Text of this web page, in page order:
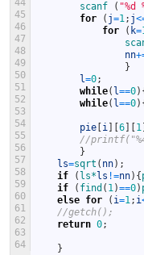
44
45
46
47
48
49
50
51
52
53
54
55
56
57
58
59
60
61
62
63
64
scanf
( "%d
for
( j=1; j
for
( k=
nn
}
l=0;
while( l==0)
while( l==0)
pie i 6 1
//
}
ls=sqrt ( nn) ;
if
( ls* ls !=nn) {
if
( find ( 1)==0)
else for ( i=1; i
//getch();
return 0;
}